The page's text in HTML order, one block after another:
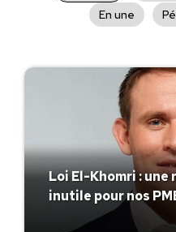
En une
Loi El-Khomri :
inutile pour nos